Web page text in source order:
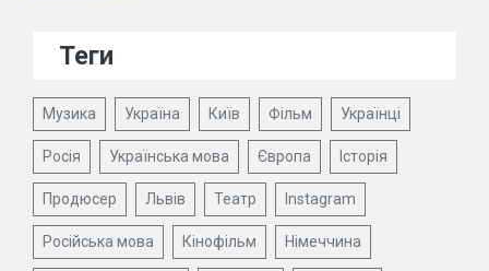
Теги
Музика Україна Київ Фільм Українці
Росія Українська мова Європа Історія
Продюсер Львів Театр Instagram
Російська мова Кінофільм Німеччина